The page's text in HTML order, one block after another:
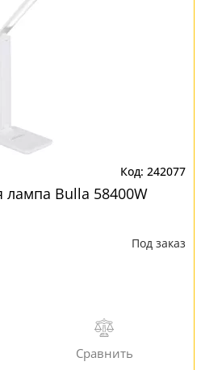
242077
лампа Bulla 58400W
Под заказ